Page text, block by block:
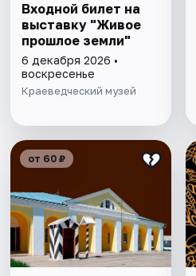
Входной билет на
выставку "Живое
прошлое земли"
6 декабря 2026 •
воскресенье
Краеведческий музей
от 60 ₽